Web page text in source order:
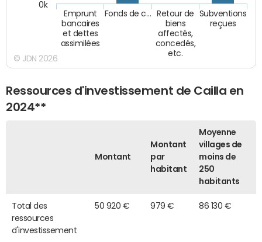
Emprunt
bancaires
et dettes
assimilées
Fonds de c…
Retour de
biens
affectés,
concedés,
etc.
Subventions
reçues
0k
© JDN 2026
Ressources d'investissement de Cailla en
2024**
Montant
Montant
par
habitant
Moyenne
villages de
moins de
250
habitants
Total des
ressources
d'investissement
50 920 € 979 € 86 130 €